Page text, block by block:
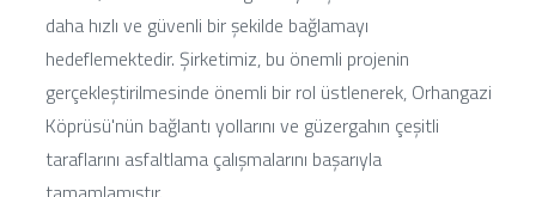
daha hızlı ve güvenli bir şekilde bağlamayı
hedeflemektedir. Şirketimiz, bu önemli projenin
gerçekleştirilmesinde önemli bir rol üstlenerek, Orhangazi
Köprüsü'nün bağlantı yollarını ve güzergahın çeşitli
taraflarını asfaltlama çalışmalarını başarıyla